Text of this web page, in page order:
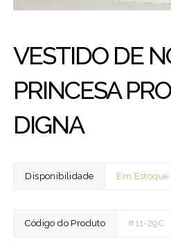
VESTIDO DE
PRINCESA
DIGNA
Disponibilidade Em Estoque
Código do Produto #11-29C